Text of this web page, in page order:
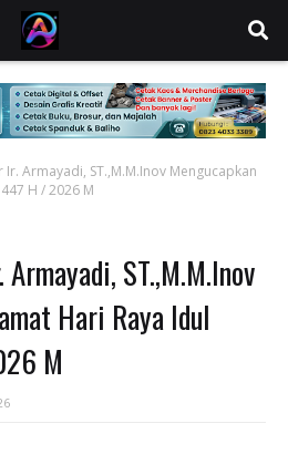
Ir. Armayadi, ST.,M.M.Inov Mengucapkan
H / 2026 M
ST.,M.M.Inov
Hari Raya Idul
M